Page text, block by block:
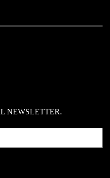
NEWSLETTER.